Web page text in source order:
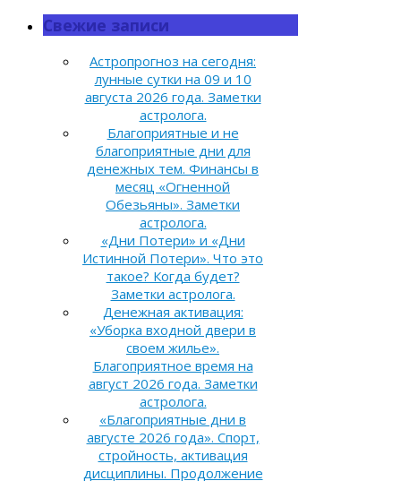
Свежие записи
Астропрогноз на сегодня:
лунные сутки на 09 и 10
августа 2026 года. Заметки
астролога.
Благоприятные и не
благоприятные дни для
денежных тем. Финансы в
месяц «Огненной
Обезьяны». Заметки
астролога.
«Дни Потери» и «Дни
Истинной Потери». Что это
такое? Когда будет?
Заметки астролога.
Денежная активация:
«Уборка входной двери в
своем жилье».
Благоприятное время на
август 2026 года. Заметки
астролога.
«Благоприятные дни в
августе 2026 года». Спорт,
стройность, активация
дисциплины. Продолжение